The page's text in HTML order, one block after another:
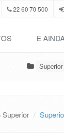
22 60 70 500
E
Superior